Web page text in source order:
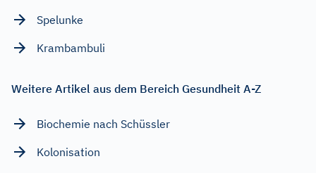
Spelunke
Krambambuli
Weitere Artikel aus dem Bereich Gesundheit A-Z
Biochemie nach Schüssler
Kolonisation